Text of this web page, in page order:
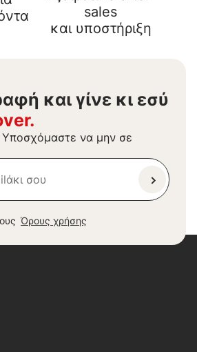
sales
και υποστήριξη
και γίνε κι εσύ
Υποσχόμαστε να μην σε
Όρους χρήσης